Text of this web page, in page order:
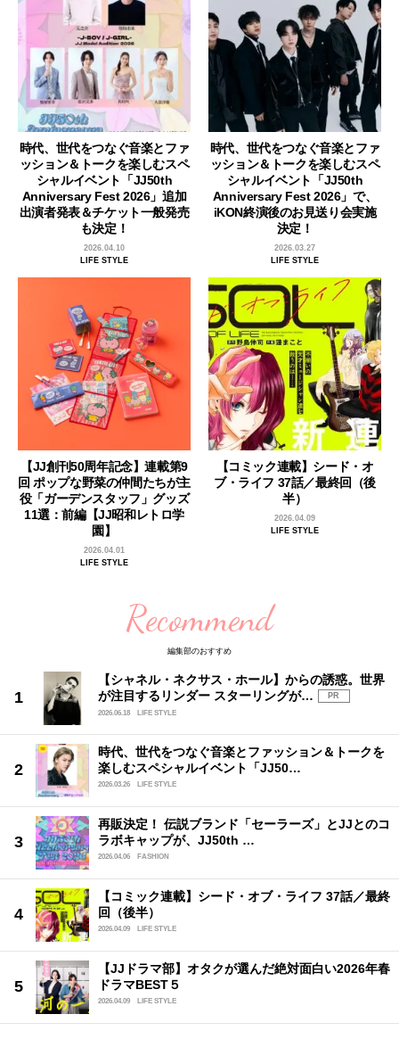
時代、世代をつなぐ音楽とファ
ッション＆トークを楽しむスペ
シャルイベント「JJ50th
Anniversary Fest 2026」追加
出演者発表＆チケット一般発売
も決定！
2026.04.10
LIFE STYLE
時代、世代をつなぐ音楽とファ
ッション＆トークを楽しむスペ
シャルイベント「JJ50th
Anniversary Fest 2026」で、
iKON終演後のお見送り会実施
決定！
2026.03.27
LIFE STYLE
【JJ創刊50周年記念】連載第9
回 ポップな野菜の仲間たちが主
役「ガーデンスタッフ」グッズ
11選：前編【JJ昭和レトロ学
園】
2026.04.01
LIFE STYLE
【コミック連載】シード・オ
ブ・ライフ 37話／最終回（後
半）
2026.04.09
LIFE STYLE
Recommend
編集部のおすすめ
【シャネル・ネクサス・ホール】からの誘惑。世界
が注目するリンダー スターリングが…
PR
2026.06.18
LIFE STYLE
時代、世代をつなぐ音楽とファッション＆トークを
楽しむスペシャルイベント「JJ50…
2026.03.26 LIFE STYLE
再販決定！ 伝説ブランド「セーラーズ」とJJとのコ
ラボキャップが、JJ50th …
2026.04.06 FASHION
【コミック連載】シード・オブ・ライフ 37話／最終
回（後半）
2026.04.09 LIFE STYLE
【JJドラマ部】オタクが選んだ絶対面白い2026年春
ドラマBEST５
2026.04.09 LIFE STYLE